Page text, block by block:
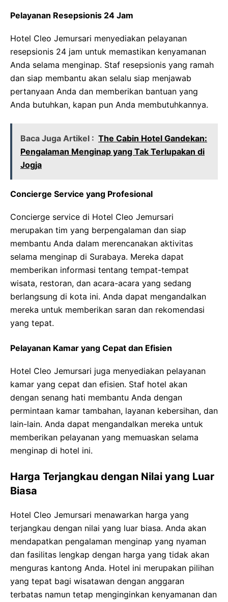
Pelayanan Resepsionis 24 Jam
Hotel Cleo Jemursari menyediakan pelayanan
resepsionis 24 jam untuk memastikan kenyamanan
Anda selama menginap. Staf resepsionis yang ramah
dan siap membantu akan selalu siap menjawab
pertanyaan Anda dan memberikan bantuan yang
Anda butuhkan, kapan pun Anda membutuhkannya.
Baca Juga Artikel : The Cabin Hotel Gandekan:
Pengalaman Menginap yang Tak Terlupakan di
Jogja
Concierge Service yang Profesional
Concierge service di Hotel Cleo Jemursari
merupakan tim yang berpengalaman dan siap
membantu Anda dalam merencanakan aktivitas
selama menginap di Surabaya. Mereka dapat
memberikan informasi tentang tempat-tempat
wisata, restoran, dan acara-acara yang sedang
berlangsung di kota ini. Anda dapat mengandalkan
mereka untuk memberikan saran dan rekomendasi
yang tepat.
Pelayanan Kamar yang Cepat dan Efisien
Hotel Cleo Jemursari juga menyediakan pelayanan
kamar yang cepat dan efisien. Staf hotel akan
dengan senang hati membantu Anda dengan
permintaan kamar tambahan, layanan kebersihan, dan
lain-lain. Anda dapat mengandalkan mereka untuk
memberikan pelayanan yang memuaskan selama
menginap di hotel ini.
Harga Terjangkau dengan Nilai yang Luar
Biasa
Hotel Cleo Jemursari menawarkan harga yang
terjangkau dengan nilai yang luar biasa. Anda akan
mendapatkan pengalaman menginap yang nyaman
dan fasilitas lengkap dengan harga yang tidak akan
menguras kantong Anda. Hotel ini merupakan pilihan
yang tepat bagi wisatawan dengan anggaran
terbatas namun tetap menginginkan kenyamanan dan